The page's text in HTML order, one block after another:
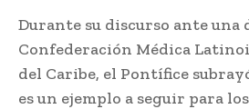
Durante su discurso ante una
Confederación Médica
del Caribe, el Pontífice
es un ejemplo a seguir para